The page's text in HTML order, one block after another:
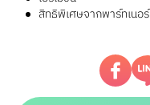
สิทธิพิเศษจากพาร์ทเนอร์